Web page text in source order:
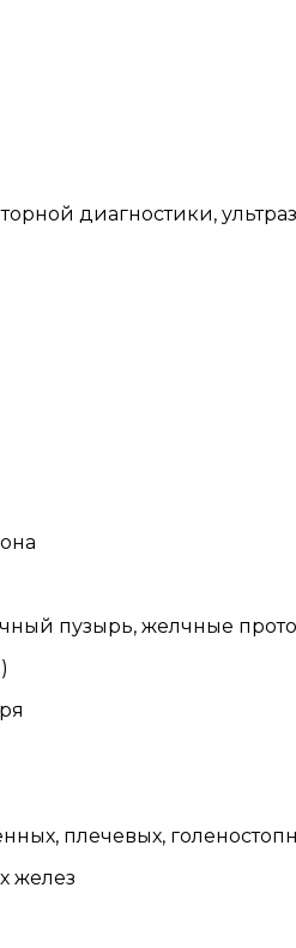
диагностики,
пузырь, желчные
плечевых,
желез